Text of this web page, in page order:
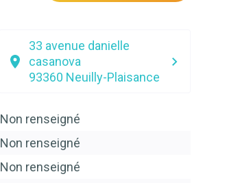
33 avenue danielle
casanova
93360 Neuilly-Plaisance
Non renseigné
Non renseigné
Non renseigné